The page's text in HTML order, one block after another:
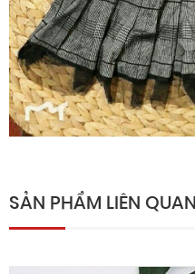
SẢN PHẨM LIÊN QUAN